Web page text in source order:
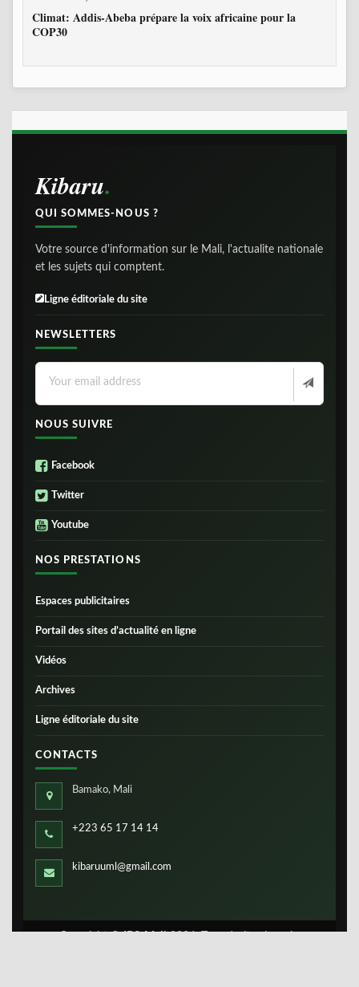
Climat: Addis-Abeba prépare la voix africaine pour la
COP30
Kibaru
QUI SOMMES-NOUS ?
Votre source d'information sur le Mali, l'actualite nationale
et les sujets qui comptent.
Ligne éditoriale du site
NEWSLETTERS
NOUS SUIVRE
Facebook
Twitter
Youtube
NOS PRESTATIONS
Espaces publicitaires
Portail des sites d’actualité en ligne
Vidéos
Archives
Ligne éditoriale du site
CONTACTS
Bamako, Mali
+223 65 17 14 14
kibaruuml@gmail.com